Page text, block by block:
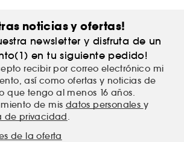
noticias y ofertas!
newsletter y disfruta de un
en tu siguiente pedido!
recibir por correo electrónico mi
así como ofertas y noticias de
que tengo al menos 16 años.
de mis datos personales y
de privacidad.
de la oferta